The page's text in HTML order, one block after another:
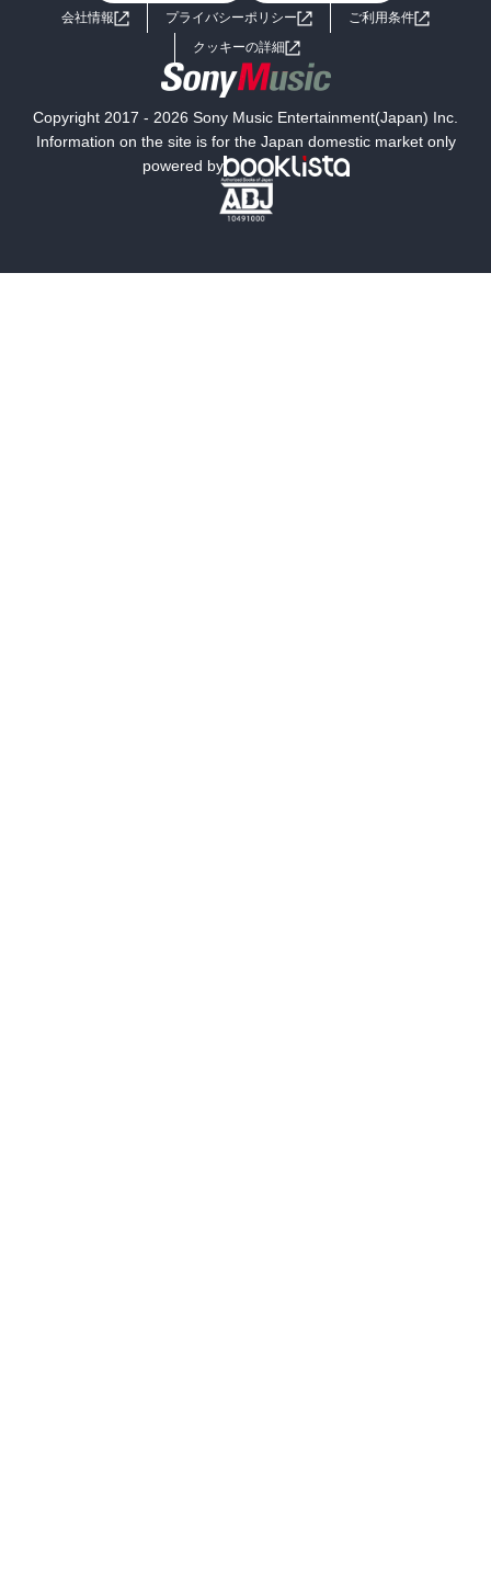
小説
海外小説
ミステリー SF
文学
会社情報 プライバシーポリシー
ご利用条件
クッキーの詳細
Copyright 2017 - 2026 Sony Music Entertainment(Japan) Inc.
Information on the site is for the Japan domestic market only
powered by